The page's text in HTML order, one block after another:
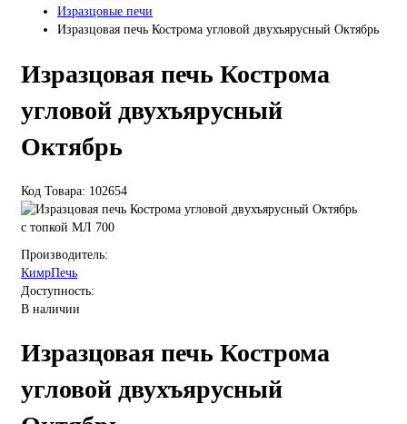
Изразцовые печи
Изразцовая печь Кострома угловой двухъярусный Октябрь
Изразцовая печь Кострома
угловой двухъярусный
Октябрь
Код Товара: 102654
с топкой МЛ 700
Производитель:
КимрПечь
Доступность:
В наличии
Изразцовая печь Кострома
угловой двухъярусный